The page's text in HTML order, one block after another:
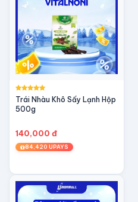
Trái Nhàu Khô Sấy Lạnh Hộp
500g
140,000 đ
84,420 UPAYS